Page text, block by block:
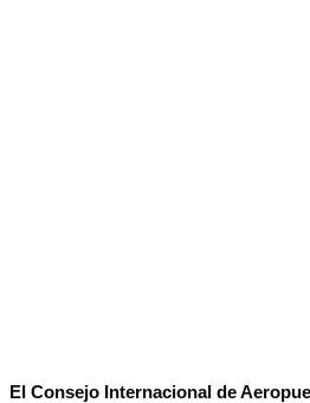
El Consejo Internacional de